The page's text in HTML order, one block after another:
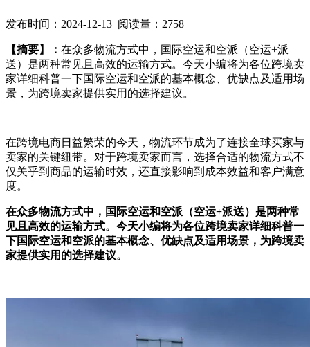
发布时间：2024-12-13 阅读量：2758
【摘要】： 在众多物流方式中，国际空运和空派（空运+派
送）是两种常见且高效的运输方式。今天小编将为各位跨境卖
家详细科普一下国际空运和空派的基本概念、优缺点及适用场
景，为跨境卖家提供实用的选择建议。
在跨境电商日益繁荣的今天，物流环节成为了连接全球买家与
卖家的关键纽带。对于跨境卖家而言，选择合适的物流方式不
仅关乎到商品的运输时效，还直接影响到成本效益和客户满意
度。
在众多物流方式中，国际空运和空派（空运+派送）是两种常
见且高效的运输方式。今天小编将为各位跨境卖家详细科普一
下国际空运和空派的基本概念、优缺点及适用场景，为跨境卖
家提供实用的选择建议。